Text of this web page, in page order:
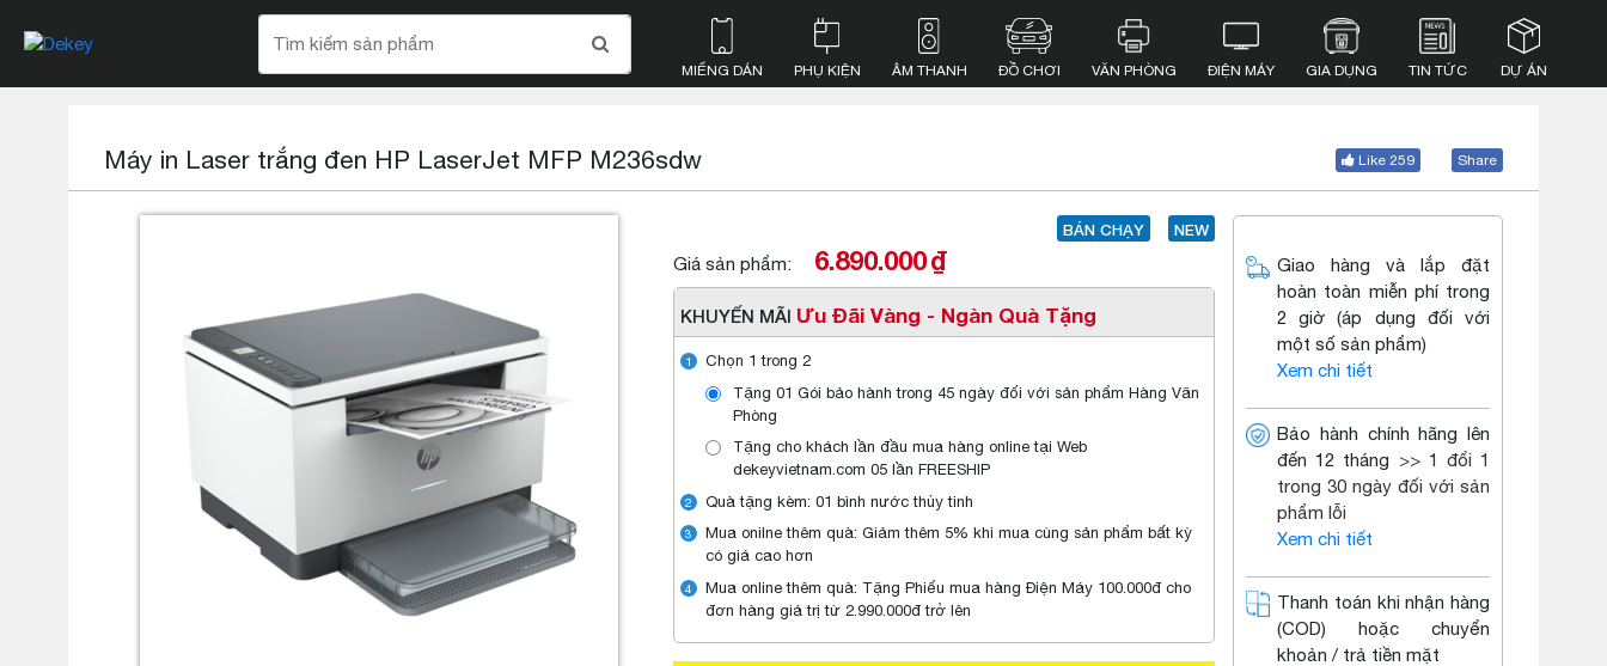
MIẾNG DÁN PHỤ KIỆN ÂM THANH ĐỒ CHƠI VĂN PHÒNG ĐIỆN MÁY GIA DỤNG TIN TỨC DỰ ÁN
Máy in Laser trắng đen HP LaserJet MFP M236sdw Like 259 Share
BÁN CHẠY NEW
Giá sản phẩm: 6.890.000₫
KHUYẾN MÃI Ưu Đãi Vàng - Ngàn Quà Tặng
1
Chọn 1 trong 2
Tặng 01 Gói bảo hành trong 45 ngày đối với sản phẩm Hàng Văn
Phòng
Tặng cho khách lần đầu mua hàng online tại Web
dekeyvietnam.com 05 lần FREESHIP
2 Quà tặng kèm: 01 bình nước thủy tinh
3
Mua onilne thêm quà: Giảm thêm 5% khi mua cùng sản phẩm bất kỳ
có giá cao hơn
4
Mua online thêm quà: Tặng Phiếu mua hàng Điện Máy 100.000đ cho
đơn hàng giá trị từ 2.990.000đ trở lên
Giao hàng và lắp đặt
hoàn toàn miễn phí trong
2 giờ (áp dụng đối với
một số sản phẩm)
Xem chi tiết
Bảo hành chính hãng lên
đến 12 tháng >> 1 đổi 1
trong 30 ngày đối với sản
phẩm lỗi
Xem chi tiết
Thanh toán khi nhận hàng
(COD) hoặc chuyển
khoản / trả tiền mặt